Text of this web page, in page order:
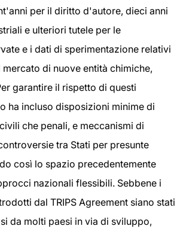
per il diritto d'autore, dieci anni
e ulteriori tutele per le
e i dati di sperimentazione relativi
di nuove entità chimiche,
garantire il rispetto di questi
ha incluso disposizioni minime di
che penali, e meccanismi di
tra Stati per presunte
così lo spazio precedentemente
nazionali flessibili. Sebbene i
dal TRIPS Agreement siano stati
da molti paesi in via di sviluppo,